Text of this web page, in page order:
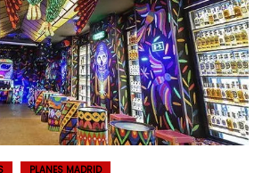
PLANES MADRID